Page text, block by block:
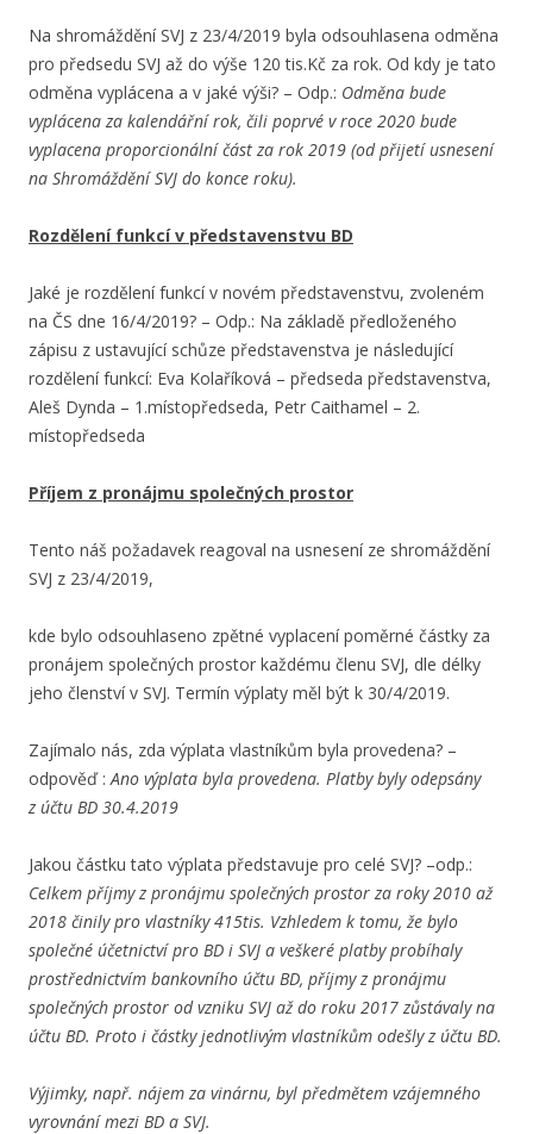
Na shromáždění SVJ z 23/4/2019 byla odsouhlasena odměna
pro předsedu SVJ až do výše 120 tis.Kč za rok. Od kdy je tato
odměna vyplácena a v jaké výši? – Odp.: Odměna bude
vyplácena za kalendářní rok, čili poprvé v roce 2020 bude
vyplacena proporcionální část za rok 2019 (od přijetí usnesení
na Shromáždění SVJ do konce roku).
Rozdělení funkcí v představenstvu BD
Jaké je rozdělení funkcí v novém představenstvu, zvoleném
na ČS dne 16/4/2019? – Odp.: Na základě předloženého
zápisu z ustavující schůze představenstva je následující
rozdělení funkcí: Eva Kolaříková – předseda představenstva,
Aleš Dynda – 1.místopředseda, Petr Caithamel – 2.
místopředseda
Příjem z pronájmu společných prostor
Tento náš požadavek reagoval na usnesení ze shromáždění
SVJ z 23/4/2019,
kde bylo odsouhlaseno zpětné vyplacení poměrné částky za
pronájem společných prostor každému členu SVJ, dle délky
jeho členství v SVJ. Termín výplaty měl být k 30/4/2019.
Zajímalo nás, zda výplata vlastníkům byla provedena? –
odpověď :Ano výplata byla provedena. Platby byly odepsány
z účtu BD 30.4.2019
Jakou částku tato výplata představuje pro celé SVJ? –odp.:
Celkem příjmy z pronájmu společných prostor za roky 2010 až
2018 činily pro vlastníky 415tis. Vzhledem k tomu, že bylo
společné účetnictví pro BD i SVJ a veškeré platby probíhaly
prostřednictvím bankovního účtu BD, příjmy z pronájmu
společných prostor od vzniku SVJ až do roku 2017 zůstávaly na
účtu BD. Proto i částky jednotlivým vlastníkům odešly z účtu BD.
Výjimky, např. nájem za vinárnu, byl předmětem vzájemného
vyrovnání mezi BD a SVJ.